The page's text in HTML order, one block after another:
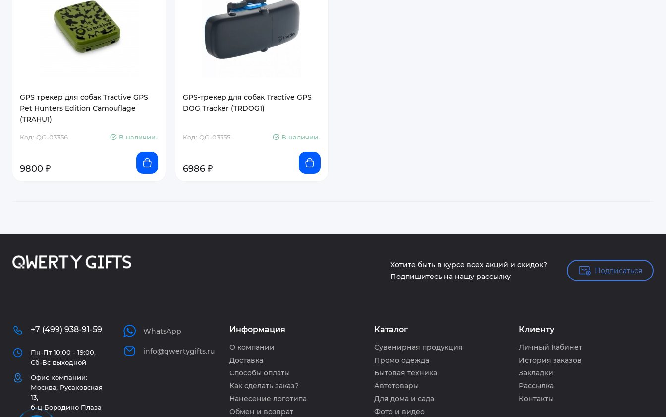
GPS трекер для собак Tractive GPS
Pet Hunters Edition Camouflage
(TRAHU1)
Код: QG-03356 В наличии-
9800 ₽
GPS-трекер для собак Tractive GPS
DOG Tracker (TRDOG1)
Код: QG-03355 В наличии-
6986 ₽
Хотите быть в курсе всех акций и скидок?
Подпишитесь на нашу рассылку
Подписаться
Подписаться
+7 (499) 938-91-59
Пн-Пт 10:00 - 19:00,
Сб-Вс выходной
Офис компании:
Москва, Русаковская
13,
б-ц Бородино Плаза
WhatsApp
info@qwertygifts.ru
Информация
О компании
Доставка
Способы оплаты
Как сделать заказ?
Нанесение логотипа
Обмен и возврат
Каталог
Сувенирная продукция
Промо одежда
Бытовая техника
Автотовары
Для дома и сада
Фото и видео
Клиенту
Личный Кабинет
История заказов
Закладки
Рассылка
Контакты